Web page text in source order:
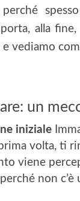
perché
alla
vediamo
un
iniziale
volta, ti
viene
non c’è